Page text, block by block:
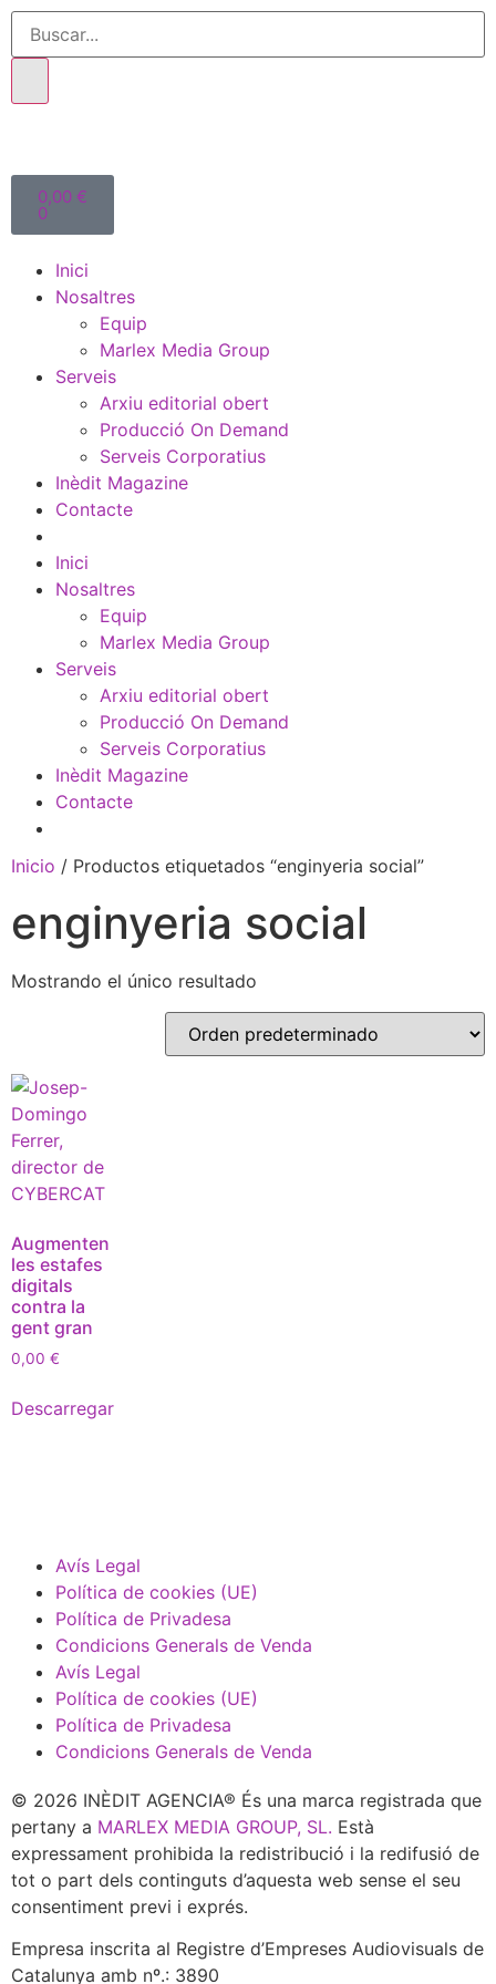
0,00 €
0
Inici
Nosaltres
Equip
Marlex Media Group
Serveis
Arxiu editorial obert
Producció On Demand
Serveis Corporatius
Inèdit Magazine
Contacte
Inici
Nosaltres
Equip
Marlex Media Group
Serveis
Arxiu editorial obert
Producció On Demand
Serveis Corporatius
Inèdit Magazine
Contacte
Inicio / Productos etiquetados “enginyeria social”
enginyeria social
Mostrando el único resultado
Augmenten
les estafes
digitals
contra la
gent gran
0,00 €
Descarregar
Avís Legal
Política de cookies (UE)
Política de Privadesa
Condicions Generals de Venda
Avís Legal
Política de cookies (UE)
Política de Privadesa
Condicions Generals de Venda
© 2026 INÈDIT AGENCIA® És una marca registrada que
pertany a MARLEX MEDIA GROUP, SL. Està
expressament prohibida la redistribució i la redifusió de
tot o part dels continguts d’aquesta web sense el seu
consentiment previ i exprés.
Empresa inscrita al Registre d’Empreses Audiovisuals de
Catalunya amb nº.: 3890